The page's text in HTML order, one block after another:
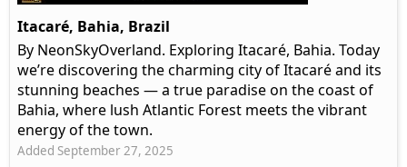
Itacaré, Bahia, Brazil
By NeonSkyOverland. Exploring Itacaré, Bahia. Today
we’re discovering the charming city of Itacaré and its
stunning beaches — a true paradise on the coast of
Bahia, where lush Atlantic Forest meets the vibrant
energy of the town.
Added September 27, 2025